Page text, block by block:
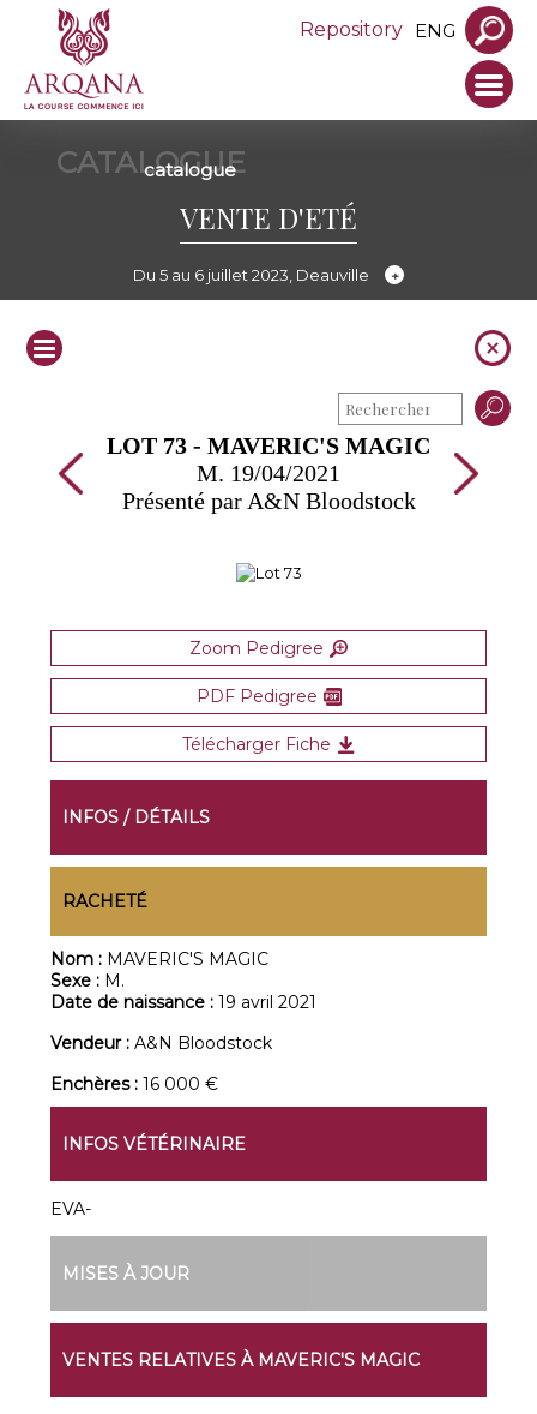
Repository ENG
CATALOGUE
catalogue
VENTE D'ETÉ
Du 5 au 6 juillet 2023, Deauville
LOT 73 - MAVERIC'S MAGIC
M. 19/04/2021
Présenté par A&N Bloodstock
Zoom Pedigree
PDF Pedigree
Télécharger Fiche
INFOS / DÉTAILS
RACHETÉ
Nom : MAVERIC'S MAGIC
Sexe : M.
Date de naissance :19 avril 2021
Vendeur :A&N Bloodstock
Enchères :16 000 €
INFOS VÉTÉRINAIRE
EVA-
MISES À JOUR
VENTES RELATIVES À MAVERIC'S MAGIC